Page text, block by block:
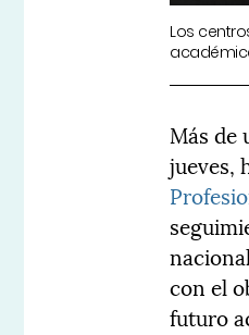
Los
Más de
jueves,
con el
futuro